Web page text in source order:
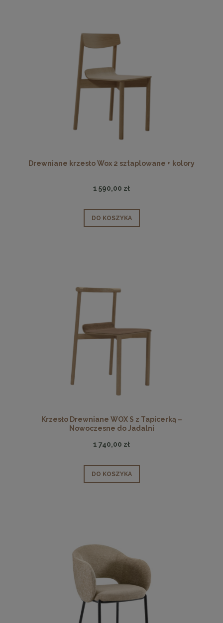
Drewniane krzesło Wox 2 sztaplowane + kolory
1 590,00 zł
DO KOSZYKA
Krzesło Drewniane WOX S z Tapicerką –
Nowoczesne do Jadalni
1 740,00 zł
DO KOSZYKA